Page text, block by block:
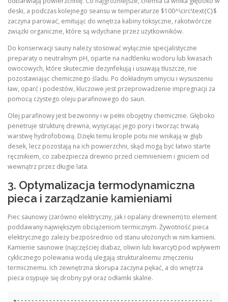
deski, a podczas kolejnego seansu w temperaturze $100^\circ\text{C}$
zaczyna parować, emitując do wnętrza kabiny toksyczne, rakotwórcze
związki organiczne, które są wdychane przez użytkowników.
Do konserwacji sauny należy stosować wyłącznie specjalistyczne
preparaty o neutralnym pH, oparte na nadtlenku wodoru lub kwasach
owocowych, które skutecznie dezynfekują i usuwają tłuszcze, nie
pozostawiając chemicznego śladu. Po dokładnym umyciu i wysuszeniu
ław, oparć i podestów, kluczowe jest przeprowadzenie impregnacji za
pomocą czystego oleju parafinowego do saun.
Olej parafinowy jest bezwonny i w pełni obojętny chemicznie. Głęboko
penetruje strukturę drewna, wysycając jego pory i tworząc trwałą
warstwę hydrofobową. Dzięki temu krople potu nie wnikają w głąb
desek, lecz pozostają na ich powierzchni, skąd mogą być łatwo starte
ręcznikiem, co zabezpiecza drewno przed ciemnieniem i gniciem od
wewnątrz przez długie lata.
3. Optymalizacja termodynamiczna
pieca i zarządzanie kamieniami
Piec saunowy (zarówno elektryczny, jak i opalany drewnem) to element
poddawany największym obciążeniom termicznym. Żywotność pieca
elektrycznego zależy bezpośrednio od stanu ułożonych w nim kamieni.
Kamienie saunowe (najczęściej diabaz, oliwin lub kwarcyt) pod wpływem
cyklicznego polewania wodą ulegają strukturalnemu zmęczeniu
termicznemu. Ich zewnętrzna skorupa zaczyna pękać, a do wnętrza
pieca osypuje się drobny pył oraz odłamki skalne.